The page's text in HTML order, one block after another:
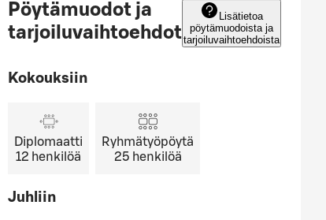
Pöytämuodot ja
tarjoiluvaihtoehdot
Lisätietoa
pöytämuodoista ja
tarjoiluvaihtoehdoista
Kokouksiin
Diplomaatti
12 henkilöä
Ryhmätyöpöytä
25 henkilöä
Juhliin